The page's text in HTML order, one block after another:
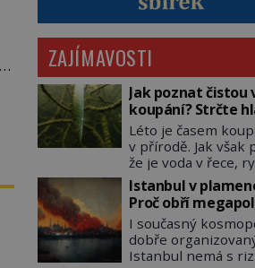
ZAJÍMAVOSTI
Jak poznat čistou
koupání? Strčte
pod hladinu!
Léto je časem
v přírodě. Jak však
že je voda v řece,
jezeře čistá? Jistě,
možnost využít
hygieniků či
křížovému
provozovatele
koupaliště.
Istanbul v
Proč obří
ohrožují měsíce
smaženého lilku?
I současný
dobře
Istanbul nemá s